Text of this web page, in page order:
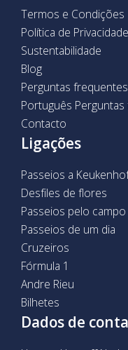
Termos e Condições
Política de Privacidade
Sustentabilidade
Blog
Perguntas
Português
Contacto
Ligações
Passeios a
Desfiles de flores
Passeios pelo campo
Passeios de um dia
Cruzeiros
Fórmula 1
Andre Rieu
Bilhetes
Dados de